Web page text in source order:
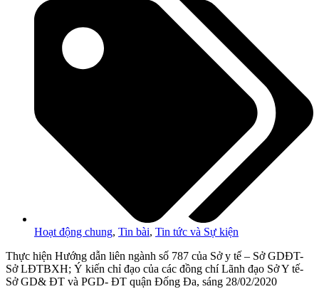
Hoạt động chung, Tin bài, Tin tức và Sự kiện
Thực hiện Hướng dẫn liên ngành số 787 của Sở y tế – Sở GDĐT-
Sở LĐTBXH; Ý kiến chỉ đạo của các đồng chí Lãnh đạo Sở Y tế-
Sở GD& ĐT và PGD- ĐT quận Đống Đa, sáng 28/02/2020